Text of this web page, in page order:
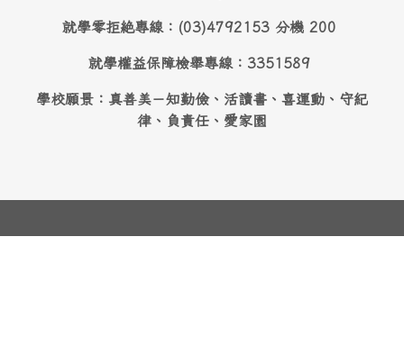
就學零拒絶專線：(03)4792153 分機 200
就學權益保障檢舉專線：3351589
學校願景：真善美－知勤儉、活讀書、喜運動、守紀
律、負責任、愛家園